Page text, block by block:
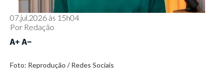
07.jul.2026 às 15h04
Por Redação
Foto: Reprodução / Redes Sociais